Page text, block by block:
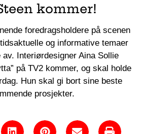
kommer!
foredragsholdere på scenen
og informative temaer
Interiørdesigner Aina Sollie
på TV2 kommer, og skal holde
Hun skal gi bort sine beste
prosjekter.